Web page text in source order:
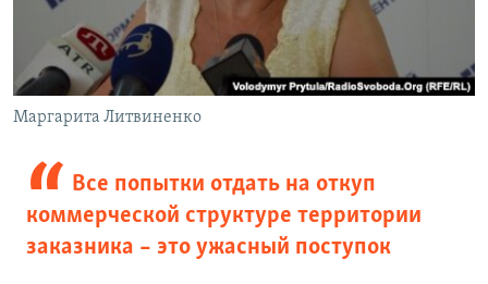
Маргарита Литвиненко
Все попытки отдать на откуп
коммерческой структуре территории
заказника – это ужасный поступок